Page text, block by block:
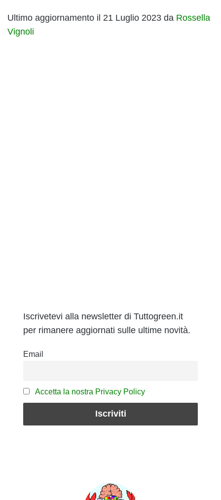
Ultimo aggiornamento il 21 Luglio 2023 da Rossella
Vignoli
Iscrivetevi alla newsletter di Tuttogreen.it
per rimanere aggiornati sulle ultime novità.
Email
Accetta la nostra Privacy Policy